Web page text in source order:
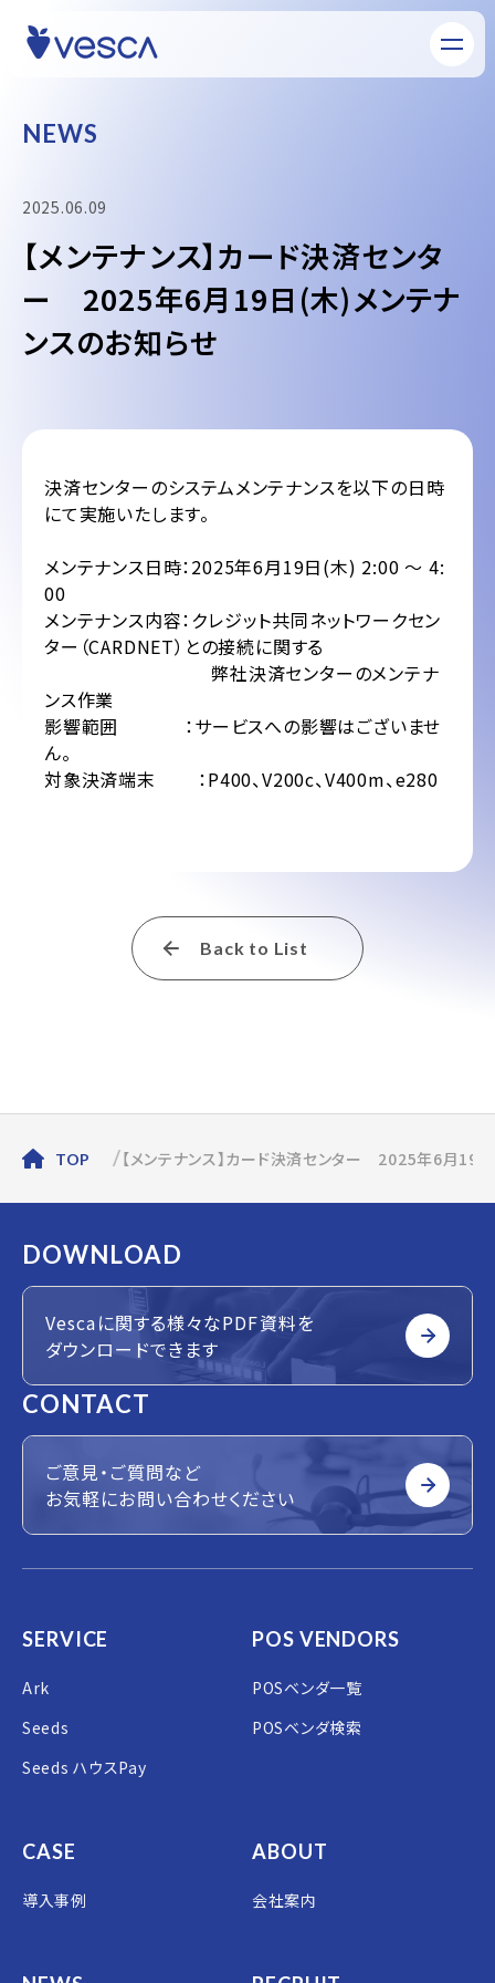
NEWS
2025.06.09
【メンテナンス】カード決済センタ
ー 2025年6月19日(木)メンテナ
ンスのお知らせ
決済センターのシステムメンテナンスを以下の日時
にて実施いたします。
メンテナンス日時：2025年6月19日(木) 2:00 ～ 4:
00
メンテナンス内容：クレジット共同ネットワークセン
ター（CARDNET）との接続に関する
弊社決済センターのメンテナ
ンス作業
影響範囲 ：サービスへの影響はございませ
ん。
対象決済端末 ：P400、V200c、V400m、e280
Back to List
TOP 【メンテナンス】カード決済センター 2025年6月19
DOWNLOAD
Vescaに関する様々なPDF資料を
ダウンロードできます
CONTACT
ご意見・ご質問など
お気軽にお問い合わせください
SERVICE
Ark
Seeds
Seeds ハウスPay
POS VENDORS
POSベンダ一覧
POSベンダ検索
CASE
導入事例
ABOUT
会社案内